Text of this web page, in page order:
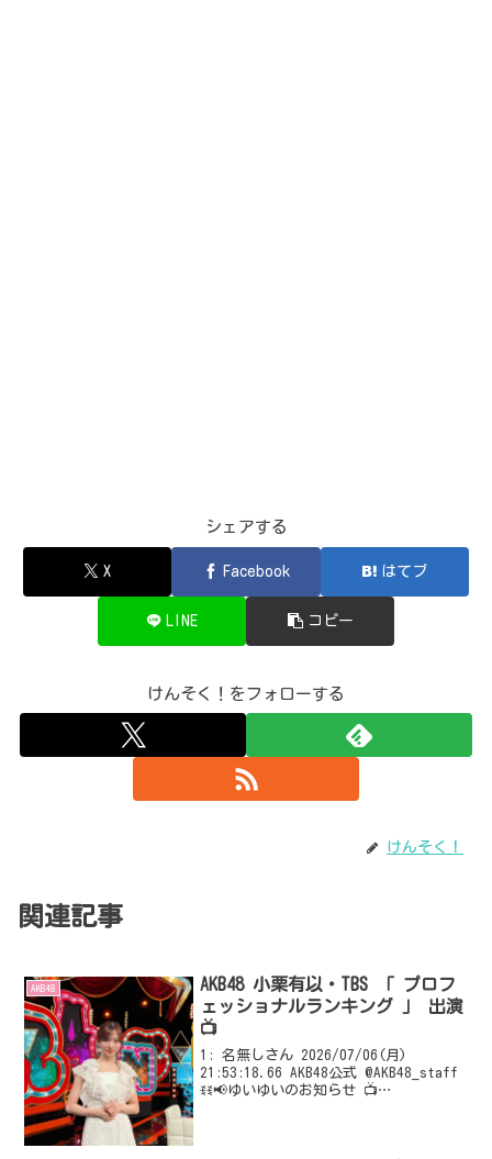
シェアする
X Facebook はてブ
LINE コピー
けんそく！をフォローする
けんそく！
関連記事
AKB48
AKB48 小栗有以・TBS 「 プロフ
ェッショナルランキング 」 出演
📺
1: 名無しさん 2026/07/06(月)
21:53:18.66 AKB48公式 @AKB48_staff
ꉂꉂ📢ゆいゆいのお知らせ 📺